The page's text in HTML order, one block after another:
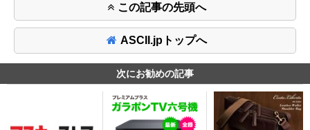
この記事の先頭へ
ASCII.jpトップへ
次にお勧めの記事